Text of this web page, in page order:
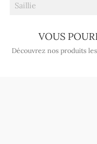
Saillie
VOUS
Découvrez nos produits